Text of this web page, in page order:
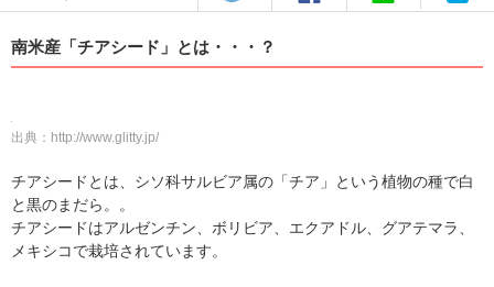
南米産「チアシード」とは・・・？
出典： http://www.glitty.jp/
チアシードとは、シソ科サルビア属の「チア」という植物の種で白
と黒のまだら。。
チアシードはアルゼンチン、ボリビア、エクアドル、グアテマラ、
メキシコで栽培されています。